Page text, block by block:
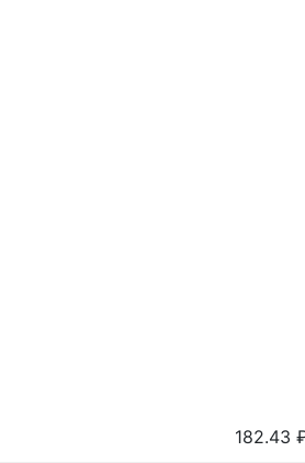
182.43